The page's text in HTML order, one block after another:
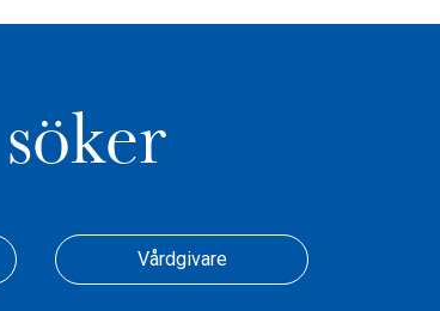
Vårdgivare